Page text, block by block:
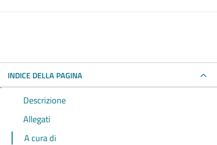
INDICE DELLA PAGINA
Descrizione
Allegati
A cura di